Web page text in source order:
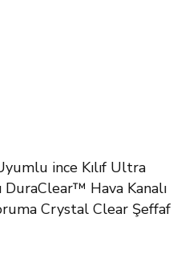
ince Kılıf Ultra
DuraClear™ Hava Kanalı
Crystal Clear Şeffaf